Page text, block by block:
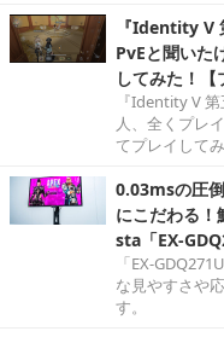
『Identity V
PvEと聞いた
してみた！【
『Identity V
人、全くプレ
てプレイして
0.03msの圧
にこだわる
sta「EX-
「EX-
な見やすさや
す。